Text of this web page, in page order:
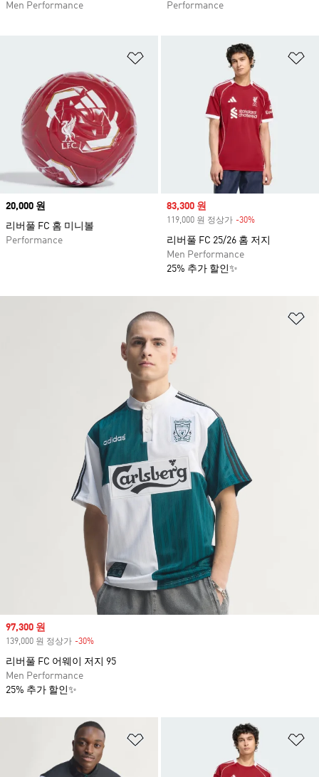
Men Performance
Performance
위시리스트 담기
Price
20,000 원
리버풀 FC 홈 미니볼
Performance
Sale price
83,300 원
119,000 원 정상가 -30%
리버풀 FC 25/26 홈 저지
Men Performance
25% 추가 할인✨
Sale price
97,300 원
139,000 원 정상가 -30%
리버풀 FC 어웨이 저지 95
Men Performance
25% 추가 할인✨